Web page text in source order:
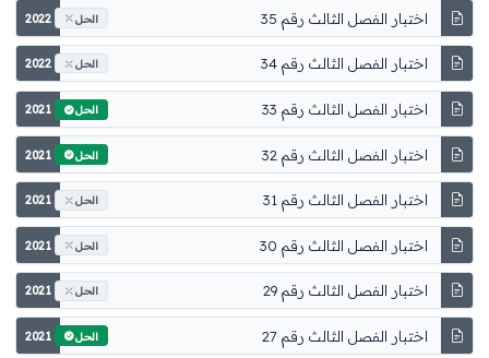
اختبار الفصل الثالث رقم 35 2022 الحل
اختبار الفصل الثالث رقم 34 2022 الحل
اختبار الفصل الثالث رقم 33 2021 الحل
اختبار الفصل الثالث رقم 32 2021 الحل
اختبار الفصل الثالث رقم 31 2021 الحل
اختبار الفصل الثالث رقم 30 2021 الحل
اختبار الفصل الثالث رقم 29 2021 الحل
اختبار الفصل الثالث رقم 27 2021 الحل